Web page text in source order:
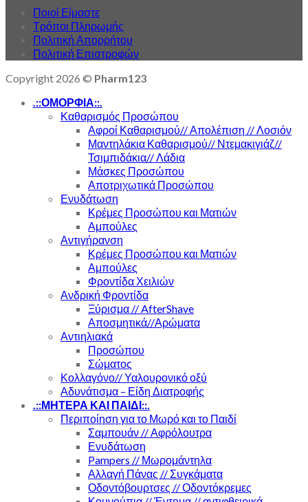
Ποιοί Είμαστε
Τρόποι Πληρωμής
Πολιτική Απορρήτου
Πολιτική Επιστροφών
Copyright 2026 © Pharm123
.::ΟΜΟΡΦΙΑ::.
Καθαρισμός Προσώπου
Αφροί Καθαρισμού// Απολέπιση // Λοσιόν
Μαντηλάκια Καθαρισμού// Ντεμακιγιάζ//
Τσιμπιδάκια// Λάδια
Μάσκες Προσώπου
Αποτριχωτικά Προσώπου
Ενυδάτωση
Κρέμες Προσώπου και Ματιών
Αμπούλες
Αντιγήρανση
Κρέμες Προσώπου και Ματιών
Αμπούλες
Φροντίδα Χειλιών
Ανδρική Φροντίδα
Ξύρισμα // AfterShave
Αποσμητικά//Αρώματα
Αντιηλιακά
Προσώπου
Σώματος
Κολλαγόνο// Υαλουρονικό οξύ
Αδυνάτισμα – Είδη Διατροφής
.::ΜΗΤΕΡΑ ΚΑΙ ΠΑΙΔΙ::.
Περιποίηση για το Μωρό και το Παιδί
Σαμπουάν // Αφρόλουτρα
Ενυδάτωση
Pampers // Μωρομάντηλα
Αλλαγή Πάνας // Συγκάματα
Οδοντόβουρτσες // Οδοντόκρεμες